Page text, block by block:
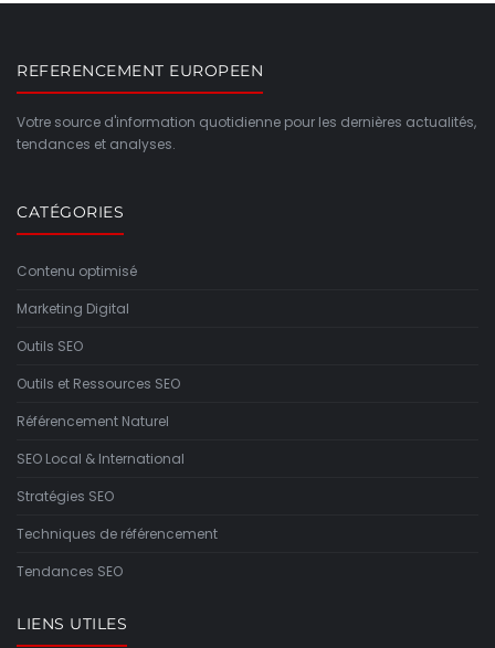
REFERENCEMENT EUROPEEN
Votre source d'information quotidienne pour les dernières actualités,
tendances et analyses.
CATÉGORIES
Contenu optimisé
Marketing Digital
Outils SEO
Outils et Ressources SEO
Référencement Naturel
SEO Local & International
Stratégies SEO
Techniques de référencement
Tendances SEO
LIENS UTILES